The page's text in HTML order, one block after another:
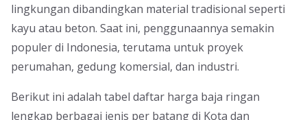
lingkungan dibandingkan material tradisional seperti
kayu atau beton. Saat ini, penggunaannya semakin
populer di Indonesia, terutama untuk proyek
perumahan, gedung komersial, dan industri.
Berikut ini adalah tabel daftar harga baja ringan
lengkap berbagai jenis per batang di Kota dan